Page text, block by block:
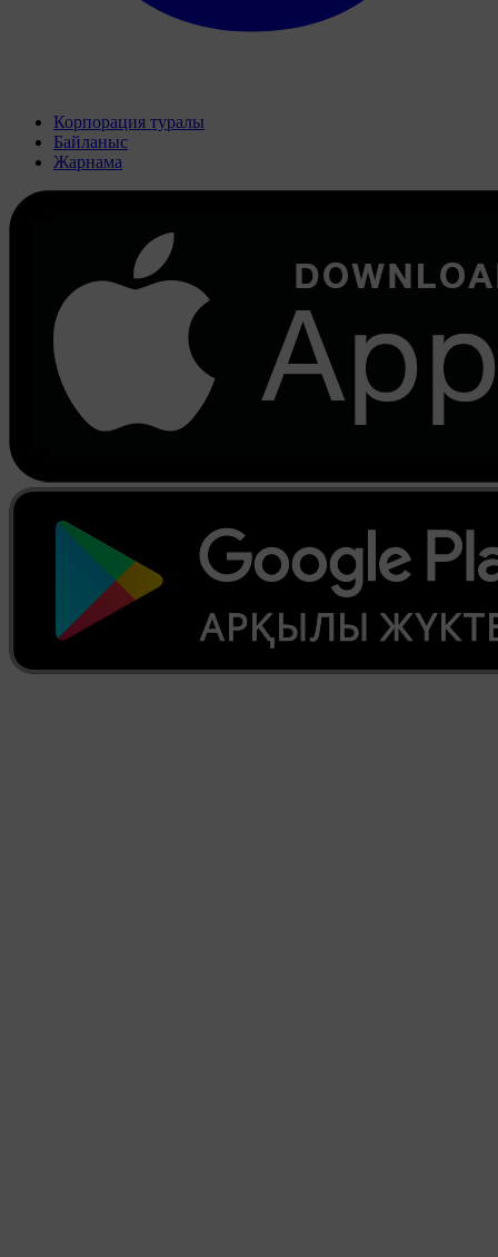
Корпорация туралы
Байланыс
Жарнама